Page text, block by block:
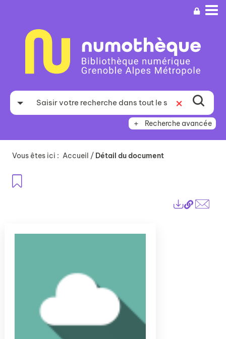
recherche
Recherche avancée
Vous êtes ici : Accueil / Détail du document
Lien